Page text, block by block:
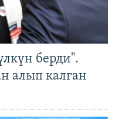
берди".
алып калган